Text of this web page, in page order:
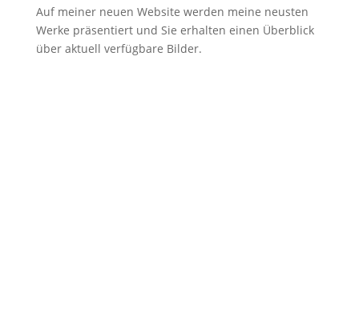
Auf meiner neuen Website werden meine neusten
Werke präsentiert und Sie erhalten einen Überblick
über aktuell verfügbare Bilder.